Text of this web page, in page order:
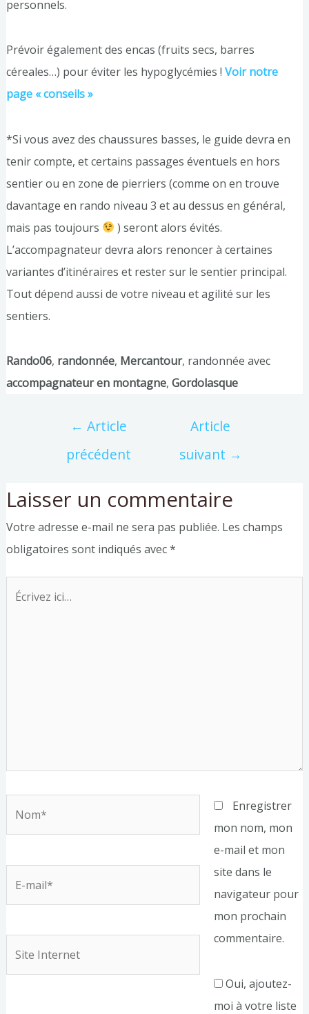
personnels.
Prévoir également des encas (fruits secs, barres
céreales…) pour éviter les hypoglycémies ! Voir notre
page « conseils »
*Si vous avez des chaussures basses, le guide devra en
tenir compte, et certains passages éventuels en hors
sentier ou en zone de pierriers (comme on en trouve
davantage en rando niveau 3 et au dessus en général,
mais pas toujours
) seront alors évités.
L’accompagnateur devra alors renoncer à certaines
variantes d’itinéraires et rester sur le sentier principal.
Tout dépend aussi de votre niveau et agilité sur les
sentiers.
Rando06, randonnée, Mercantour, randonnée avec
accompagnateur en montagne, Gordolasque
← Article
précédent
Article
suivant →
Laisser un commentaire
Votre adresse e-mail ne sera pas publiée. Les champs
obligatoires sont indiqués avec*
Écrivez
Enregistrer
mon nom, mon
e-mail et mon
site dans le
navigateur pour
mon prochain
commentaire.
Oui, ajoutez-
moi à votre liste